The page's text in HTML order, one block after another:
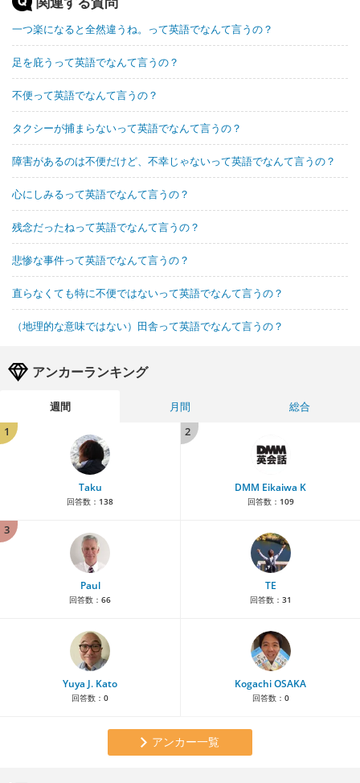
一つ楽になると全然違うね。って英語でなんて言うの？
足を庇うって英語でなんて言うの？
不便って英語でなんて言うの？
タクシーが捕まらないって英語でなんて言うの？
障害があるのは不便だけど、不幸じゃないって英語でなんて言うの？
心にしみるって英語でなんて言うの？
残念だったねって英語でなんて言うの？
悲惨な事件って英語でなんて言うの？
直らなくても特に不便ではないって英語でなんて言うの？
（地理的な意味ではない）田舎って英語でなんて言うの？
アンカーランキング
週間 月間
総合
1
Taku
回答数： 138
2
DMM Eikaiwa K
回答数： 109
3
Paul
回答数： 66
TE
回答数： 31
Yuya J. Kato
回答数： 0
Kogachi OSAKA
回答数： 0
アンカー一覧